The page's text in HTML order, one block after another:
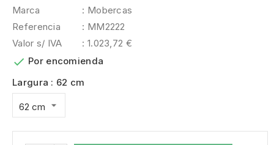
Marca
: Mobercas
Referencia
: MM2222
Valor s/ IVA
: 1.023,72 €
 Por encomienda
Largura : 62 cm